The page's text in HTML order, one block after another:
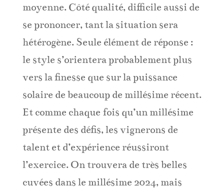
moyenne. Côté qualité, difficile aussi de
se prononcer, tant la situation sera
hétérogène. Seule élément de réponse :
le style s’orientera probablement plus
vers la finesse que sur la puissance
solaire de beaucoup de millésime récent.
Et comme chaque fois qu’un millésime
présente des défis, les vignerons de
talent et d’expérience réussiront
l’exercice. On trouvera de très belles
cuvées dans le millésime 2024, mais